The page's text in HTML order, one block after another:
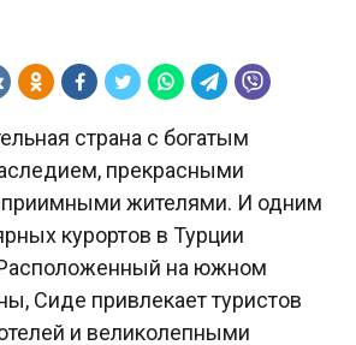
страна с богатым
прекрасными
жителями. И одним
курортов в Турции
на южном
Сиде привлекает туристов
и великолепными